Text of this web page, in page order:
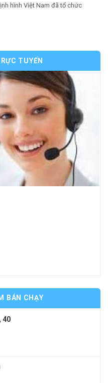
TUYẾN
BÁN CHẠY
40
hình Việt Nam đã tổ chức